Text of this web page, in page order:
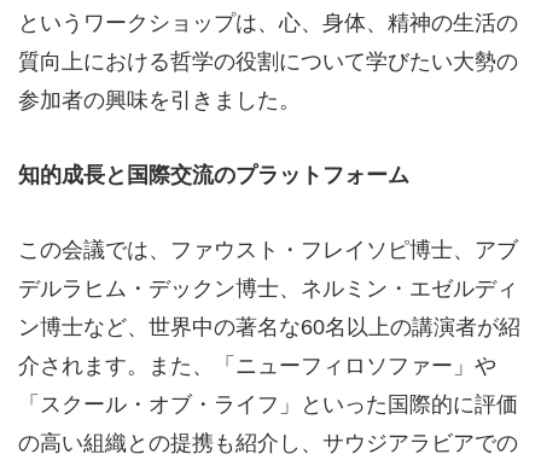
というワークショップは、心、身体、精神の生活の
質向上における哲学の役割について学びたい大勢の
参加者の興味を引きました。
知的成長と国際交流のプラットフォーム
この会議では、ファウスト・フレイソピ博士、アブ
デルラヒム・デックン博士、ネルミン・エゼルディ
ン博士など、世界中の著名な60名以上の講演者が紹
介されます。また、「ニューフィロソファー」や
「スクール・オブ・ライフ」といった国際的に評価
の高い組織との提携も紹介し、サウジアラビアでの